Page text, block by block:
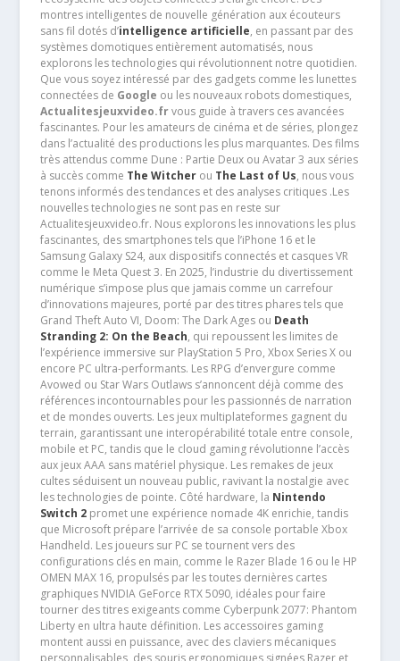
montres intelligentes de nouvelle génération aux écouteurs
sans fil dotés d’intelligence artificielle, en passant par des
systèmes domotiques entièrement automatisés, nous
explorons les technologies qui révolutionnent notre quotidien.
Que vous soyez intéressé par des gadgets comme les lunettes
connectées de Google ou les nouveaux robots domestiques,
Actualitesjeuxvideo.frvous guide à travers ces avancées
fascinantes. Pour les amateurs de cinéma et de séries, plongez
dans l’actualité des productions les plus marquantes. Des films
très attendus comme Dune : Partie Deux ou Avatar 3 aux séries
à succès comme The Witcherou The Last of Us, nous vous
tenons informés des tendances et des analyses critiques .Les
nouvelles technologies ne sont pas en reste sur
Actualitesjeuxvideo.fr. Nous explorons les innovations les plus
fascinantes, des smartphones tels que l’iPhone 16 et le
Samsung Galaxy S24, aux dispositifs connectés et casques VR
comme le Meta Quest 3. En 2025, l’industrie du divertissement
numérique s’impose plus que jamais comme un carrefour
d’innovations majeures, porté par des titres phares tels que
Grand Theft Auto VI, Doom: The Dark Ages ou Death
Stranding 2: On the Beach, qui repoussent les limites de
l’expérience immersive sur PlayStation 5 Pro, Xbox Series X ou
encore PC ultra-performants. Les RPG d’envergure comme
Avowed ou Star Wars Outlaws s’annoncent déjà comme des
références incontournables pour les passionnés de narration
et de mondes ouverts. Les jeux multiplateformes gagnent du
terrain, garantissant une interopérabilité totale entre console,
mobile et PC, tandis que le cloud gaming révolutionne l’accès
aux jeux AAA sans matériel physique. Les remakes de jeux
cultes séduisent un nouveau public, ravivant la nostalgie avec
les technologies de pointe. Côté hardware, la Nintendo
Switch 2promet une expérience nomade 4K enrichie, tandis
que Microsoft prépare l’arrivée de sa console portable Xbox
Handheld. Les joueurs sur PC se tournent vers des
configurations clés en main, comme le Razer Blade 16 ou le HP
OMEN MAX 16, propulsés par les toutes dernières cartes
graphiques NVIDIA GeForce RTX 5090, idéales pour faire
tourner des titres exigeants comme Cyberpunk 2077: Phantom
Liberty en ultra haute définition. Les accessoires gaming
montent aussi en puissance, avec des claviers mécaniques
personnalisables, des souris ergonomiques signées Razer et